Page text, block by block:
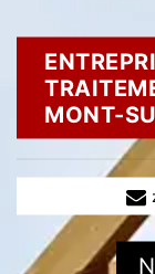
MONT-